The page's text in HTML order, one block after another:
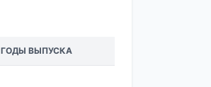
ГОДЫ ВЫПУСКА